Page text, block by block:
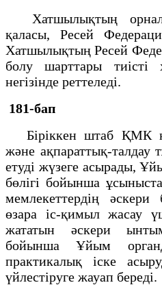
Хатшылықтың
қаласы, Ресей
Хатшылықтың Ресей
болу шарттары тиісті
негізінде реттеледі.
181-бап
Біріккен штаб ҚМК
және ақпараттық-талдау
етуді жүзеге асырады,
бөлігі бойынша
мемлекеттердің әскери
өзара іс-қимыл жасау
жататын әскери
бойынша Ұйым
практикалық іске
үйлестіруге жауап береді.